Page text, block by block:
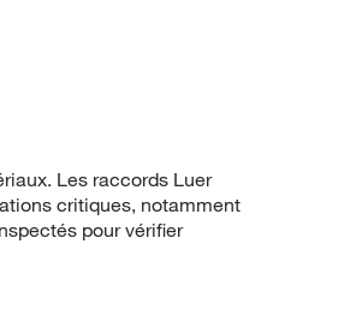
Les raccords Luer
critiques, notamment
pour vérifier